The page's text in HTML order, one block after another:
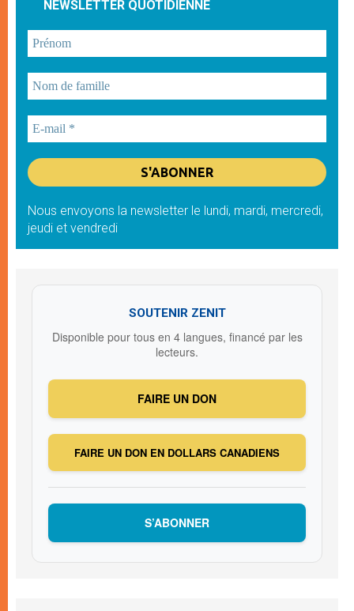
NEWSLETTER QUOTIDIENNE
Nous envoyons la newsletter le lundi, mardi, mercredi,
jeudi et vendredi
SOUTENIR ZENIT
Disponible pour tous en 4 langues, financé par les
lecteurs.
FAIRE UN DON
FAIRE UN DON EN DOLLARS CANADIENS
S’ABONNER